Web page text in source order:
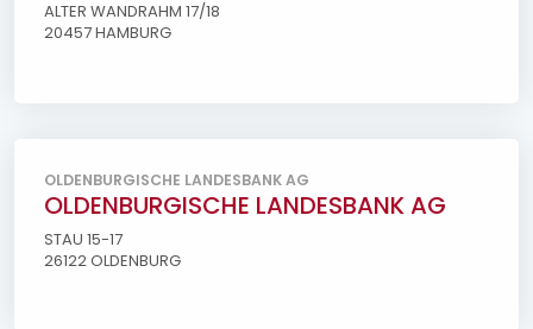
ALTER WANDRAHM 17/18
20457 HAMBURG
OLDENBURGISCHE LANDESBANK AG
OLDENBURGISCHE LANDESBANK AG
STAU 15-17
26122 OLDENBURG